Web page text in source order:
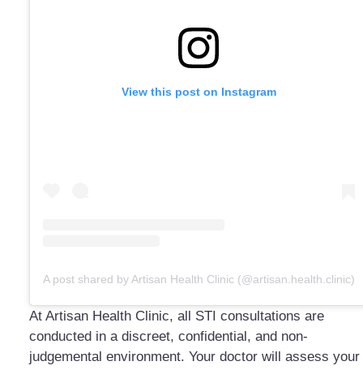
View this post on Instagram
A post shared by Artisan Health Clinic (@artisan.health.clinic)
At Artisan Health Clinic, all STI consultations are
conducted in a discreet, confidential, and non-
judgemental environment. Your doctor will assess your